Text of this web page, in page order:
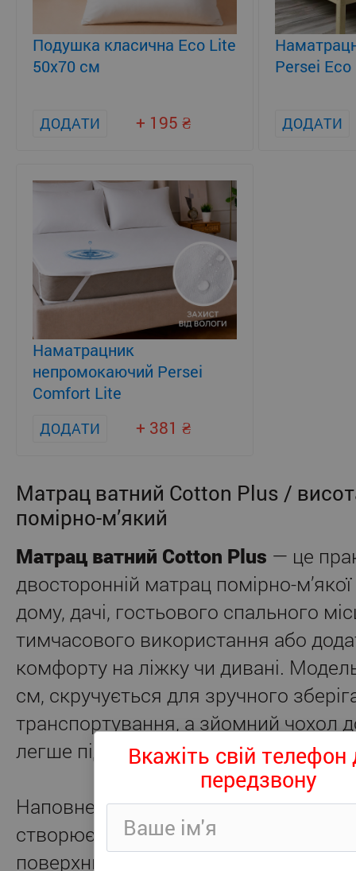
Подушка класична Eco Lite
50x70 см
ДОДАТИ + 195
Persei
ДОДАТИ
Наматрацник
непромокаючий Persei
Comfort Lite
ДОДАТИ + 381
Матрац ватний Cotton Plus /
помірно-м’який
Матрац ватний Cotton Plus — це
двосторонній матрац помірно-
дому, дачі, гостьового спального
тимчасового використання або
комфорту на ліжку чи дивані.
см, скручується для зручного
транспортування, а зйомний чохол
легше підтримувати охайний
Наповнення з тюфячної вати та
створює м’яку, об’ємну та
поверхню для відпочинку. Матрац
Вкажіть свій телефон
передзвону